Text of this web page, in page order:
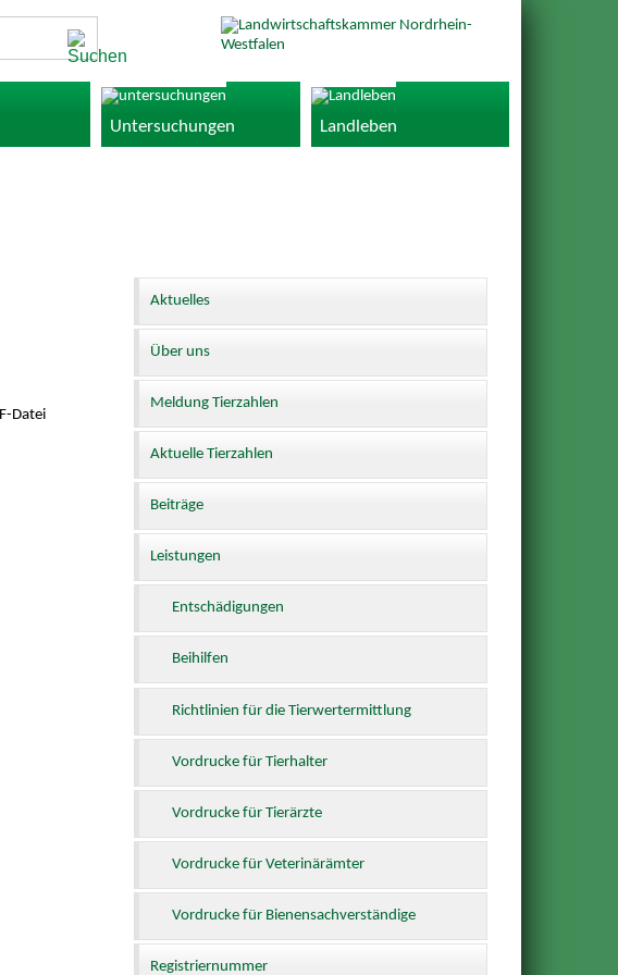
Untersuchungen Landleben
Aktuelles
Über uns
Meldung Tierzahlen
Aktuelle Tierzahlen
Beiträge
Leistungen
Entschädigungen
Beihilfen
Richtlinien für die Tierwertermittlung
Vordrucke für Tierhalter
Vordrucke für Tierärzte
Vordrucke für Veterinärämter
Vordrucke für Bienensachverständige
Registriernummer